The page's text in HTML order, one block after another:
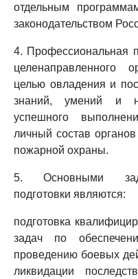
отдельным
законодательством
4. Профессиональная
целенаправленного
целью овладения и
знаний, умений и
успешного
личный состав
пожарной охраны.
5. Основными
подготовки являются:
подготовка
задач по
проведению боевых
ликвидации